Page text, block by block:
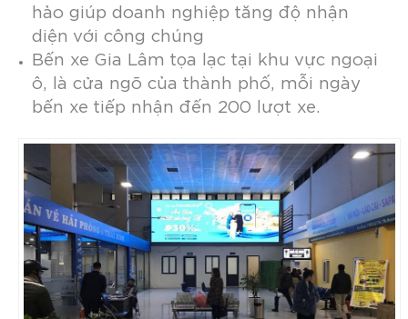
hảo giúp doanh nghiệp tăng độ nhận
diện với công chúng
Bến xe Gia Lâm tọa lạc tại khu vực ngoại
ô, là cửa ngõ của thành phố, mỗi ngày
bến xe tiếp nhận đến 200 lượt xe.